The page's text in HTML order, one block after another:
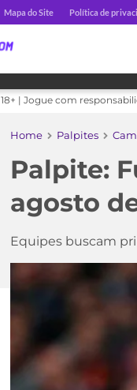
Mapa do Site Política de
18+ | Jogue com
Home Palpites
Palpite:
agosto
Equipes buscam